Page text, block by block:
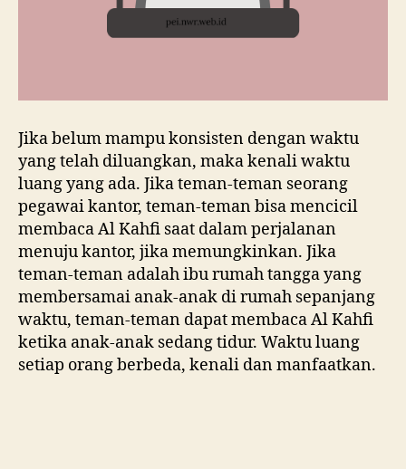
Jika belum mampu konsisten dengan waktu
yang telah diluangkan, maka kenali waktu
luang yang ada. Jika teman-teman seorang
pegawai kantor, teman-teman bisa mencicil
membaca Al Kahfi saat dalam perjalanan
menuju kantor, jika memungkinkan. Jika
teman-teman adalah ibu rumah tangga yang
membersamai anak-anak di rumah sepanjang
waktu, teman-teman dapat membaca Al Kahfi
ketika anak-anak sedang tidur. Waktu luang
setiap orang berbeda, kenali dan manfaatkan.